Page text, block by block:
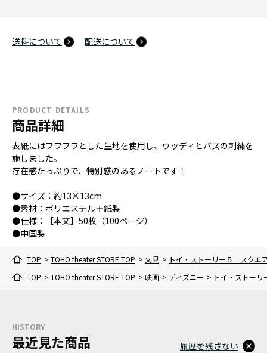
送料について 配送について
PRODUCT DETAILS
商品詳細
表紙にはフワフワとした生地を使用し、ウッディとバズの刺繍を
施しました。
存在感たっぷりで、特別感のあるノートです！
●サイズ：約13×13cm
●素材：ポリエステル＋紙製
●仕様：【本文】50枚（100ページ）
●中国製
TOP > TOHO theater STORE TOP > 文具 > トイ・ストーリー５ スクエ
TOP > TOHO theater STORE TOP > 映画 > ディズニー > トイ・ストーリ
HISTORY
最近見た商品 履歴を残さない